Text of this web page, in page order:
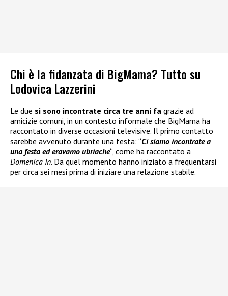
Chi è la fidanzata di BigMama? Tutto su
Lodovica Lazzerini
Le due si sono incontrate circa tre anni fa grazie ad
amicizie comuni, in un contesto informale che BigMama ha
raccontato in diverse occasioni televisive. Il primo contatto
sarebbe avvenuto durante una festa: “Ci siamo incontrate a
una festa ed eravamo ubriache“, come ha raccontato a
Domenica In. Da quel momento hanno iniziato a frequentarsi
per circa sei mesi prima di iniziare una relazione stabile.